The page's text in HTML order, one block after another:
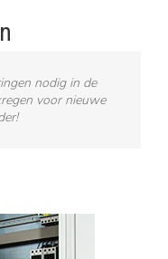
nodig in de
voor nieuwe